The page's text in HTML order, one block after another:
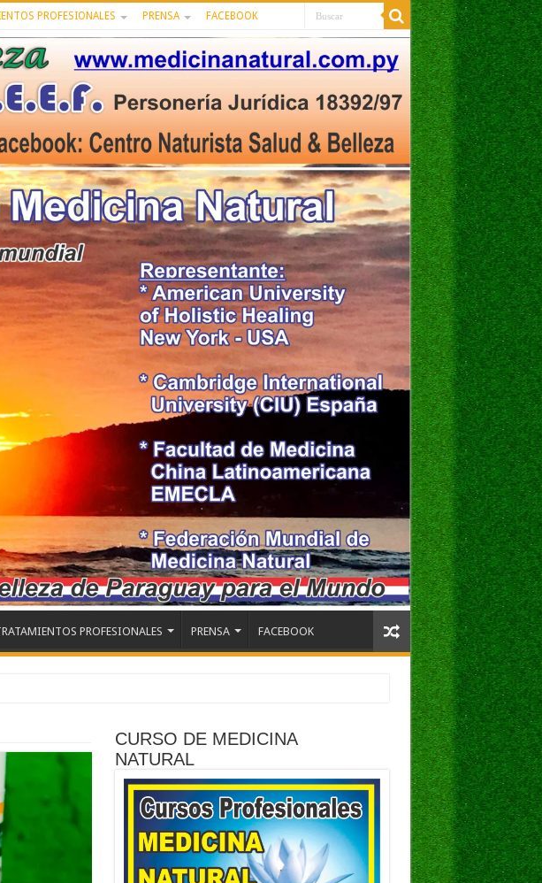
PROFESIONALES PRENSA FACEBOOK
PROFESIONALES PRENSA FACEBOOK
CURSO DE MEDICINA
NATURAL